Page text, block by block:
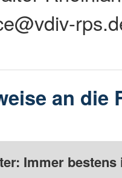
an die
Immer